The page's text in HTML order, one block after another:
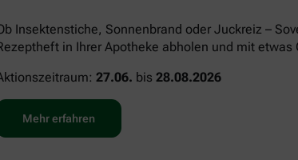
Insektenstiche, Sonnenbrand oder Juckreiz –
in Ihrer Apotheke abholen und mit
27.06. bis 28.08.2026
Mehr erfahren